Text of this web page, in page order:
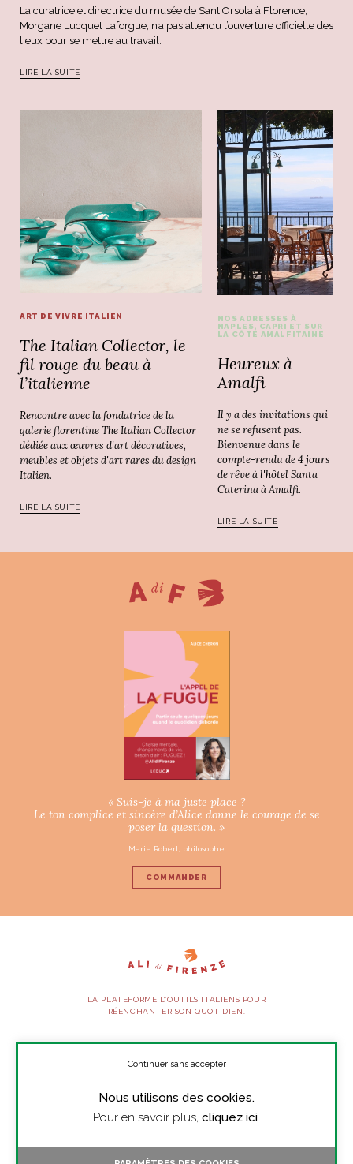
La curatrice et directrice du musée de Sant'Orsola à Florence,
Morgane Lucquet Laforgue, n’a pas attendu l’ouverture officielle des
lieux pour se mettre au travail.
LIRE LA SUITE
ART DE VIVRE ITALIEN
The Italian Collector, le
fil rouge du beau à
l’italienne
Rencontre avec la fondatrice de la
galerie florentine The Italian Collector
dédiée aux œuvres d'art décoratives,
meubles et objets d'art rares du design
Italien.
LIRE LA SUITE
NOS ADRESSES À
NAPLES, CAPRI ET SUR
LA CÔTE AMALFITAINE
Heureux à
Amalfi
Il y a des invitations qui
ne se refusent pas.
Bienvenue dans le
compte-rendu de 4 jours
de rêve à l'hôtel Santa
Caterina à Amalfi.
LIRE LA SUITE
« Suis-je à ma juste place ?
Le ton complice et sincère d’Alice donne le courage de se
poser la question. »
Marie Robert, philosophe
COMMANDER
LA PLATEFORME D’OUTILS ITALIENS POUR
RÉENCHANTER SON QUOTIDIEN.
SUIVEZ-NOUS
Nous utilisons des cookies.
Pour en savoir plus, cliquez ici.
Continuer sans accepter